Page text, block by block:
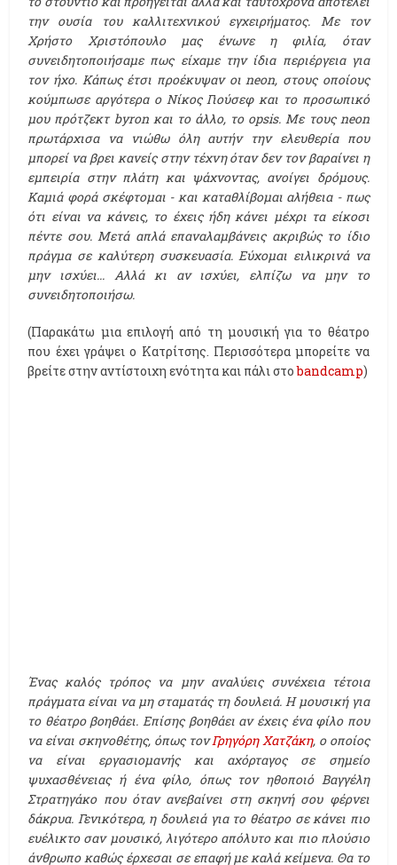
την ουσία του καλλιτεχνικού εγχειρήματος. Με τον
Χρήστο Χριστόπουλο μας ένωνε η φιλία, όταν
συνειδητοποιήσαμε πως είχαμε την ίδια περιέργεια για
τον ήχο. Κάπως έτσι προέκυψαν οι neon, στους οποίους
κούμπωσε αργότερα ο Νίκος Γιούσεφ και το προσωπικό
μου πρότζεκτ byron και το άλλο, το opsis. Με τους neon
πρωτάρχισα να νιώθω όλη αυτήν την ελευθερία που
μπορεί να βρει κανείς στην τέχνη όταν δεν τον βαραίνει η
εμπειρία στην πλάτη και ψάχνοντας, ανοίγει δρόμους.
Καμιά φορά σκέφτομαι - και καταθλίβομαι αλήθεια - πως
ότι είναι να κάνεις, το έχεις ήδη κάνει μέχρι τα είκοσι
πέντε σου. Μετά απλά επαναλαμβάνεις ακριβώς το ίδιο
πράγμα σε καλύτερη συσκευασία. Εύχομαι ειλικρινά να
μην ισχύει... Αλλά κι αν ισχύει, ελπίζω να μην το
συνειδητοποιήσω.
(Παρακάτω μια επιλογή από τη μουσική για το θέατρο
που έχει γράψει ο Κατρίτσης. Περισσότερα μπορείτε να
βρείτε στην αντίστοιχη ενότητα και πάλι στοbandcamp)
Ένας καλός τρόπος να μην αναλύεις συνέχεια τέτοια
πράγματα είναι να μη σταματάς τη δουλειά. Η μουσική για
το θέατρο βοηθάει. Επίσης βοηθάει αν έχεις ένα φίλο που
να είναι σκηνοθέτης, όπως τονΓρηγόρη Χατζάκη, ο οποίος
να είναι εργασιομανής και αχόρταγος σε σημείο
ψυχασθένειας ή ένα φίλο, όπως τον ηθοποιό Βαγγέλη
Στρατηγάκο που όταν ανεβαίνει στη σκηνή σου φέρνει
δάκρυα. Γενικότερα, η δουλειά για το θέατρο σε κάνει πιο
ευέλικτο σαν μουσικό, λιγότερο απόλυτο και πιο πλούσιο
άνθρωπο καθώς έρχεσαι σε επαφή με καλά κείμενα. Θα το